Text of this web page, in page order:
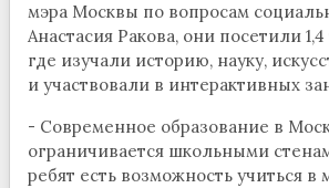
мэра Москвы по вопросам
Анастасия Ракова, они посетили
где изучали историю, науку,
и участвовали в интерактивных
- Современное образование в
ограничивается школьными
ребят есть возможность учиться в